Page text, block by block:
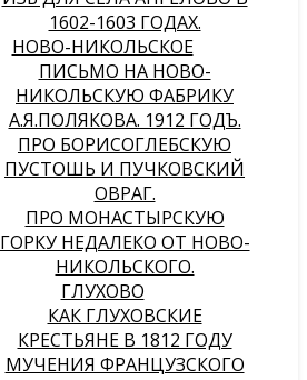
1602-1603 ГОДАХ.
НОВО-НИКОЛЬСКОЕ
ПИСЬМО НА НОВО-
НИКОЛЬСКУЮ ФАБРИКУ
А.Я.ПОЛЯКОВА. 1912 ГОДЪ.
ПРО БОРИСОГЛЕБСКУЮ
ПУСТОШЬ И ПУЧКОВСКИЙ
ОВРАГ.
ПРО МОНАСТЫРСКУЮ
ГОРКУ НЕДАЛЕКО ОТ НОВО-
НИКОЛЬСКОГО.
ГЛУХОВО
КАК ГЛУХОВСКИЕ
КРЕСТЬЯНЕ В 1812 ГОДУ
МУЧЕНИЯ ФРАНЦУЗСКОГО